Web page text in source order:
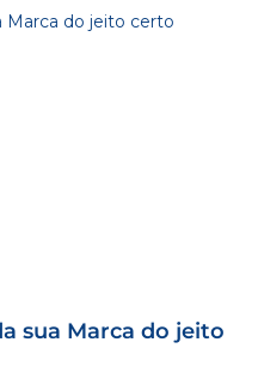
sua Marca do jeito